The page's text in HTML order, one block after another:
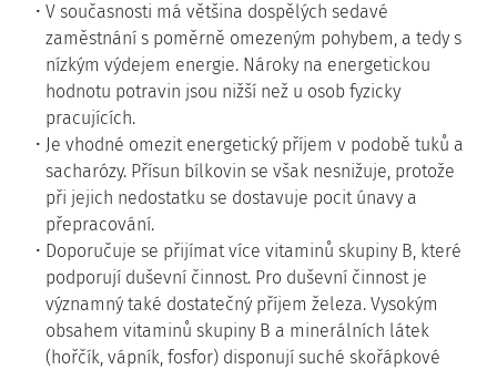
V současnosti má většina dospělých sedavé
zaměstnání s poměrně omezeným pohybem, a tedy s
nízkým výdejem energie. Nároky na energetickou
hodnotu potravin jsou nižší než u osob fyzicky
pracujících.
Je vhodné omezit energetický příjem v podobě tuků a
sacharózy. Přísun bílkovin se však nesnižuje, protože
při jejich nedostatku se dostavuje pocit únavy a
přepracování.
Doporučuje se přijímat více vitaminů skupiny B, které
podporují duševní činnost. Pro duševní činnost je
významný také dostatečný příjem železa. Vysokým
obsahem vitaminů skupiny B a minerálních látek
(hořčík, vápník, fosfor) disponují suché skořápkové